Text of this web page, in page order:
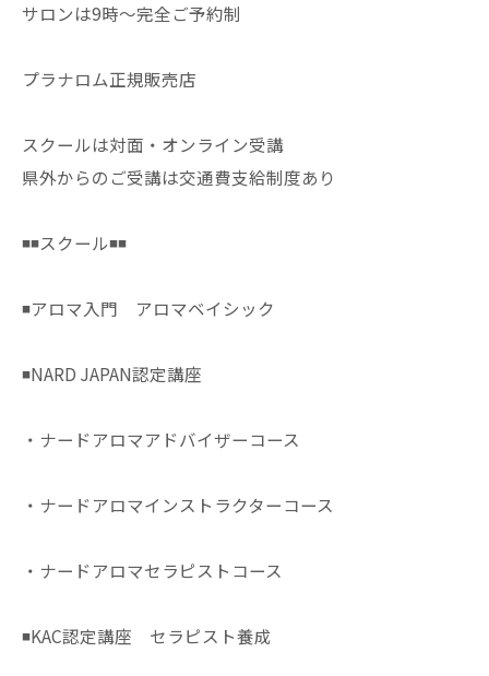
サロンは9時〜完全ご予約制
プラナロム正規販売店
スクールは対面・オンライン受講
県外からのご受講は交通費支給制度あり
◾️◾️スクール◾️◾️
◾️アロマ入門 アロマベイシック
◾️NARD JAPAN認定講座
・ナードアロマアドバイザーコース
・ナードアロマインストラクターコース
・ナードアロマセラピストコース
◾️KAC認定講座 セラピスト養成